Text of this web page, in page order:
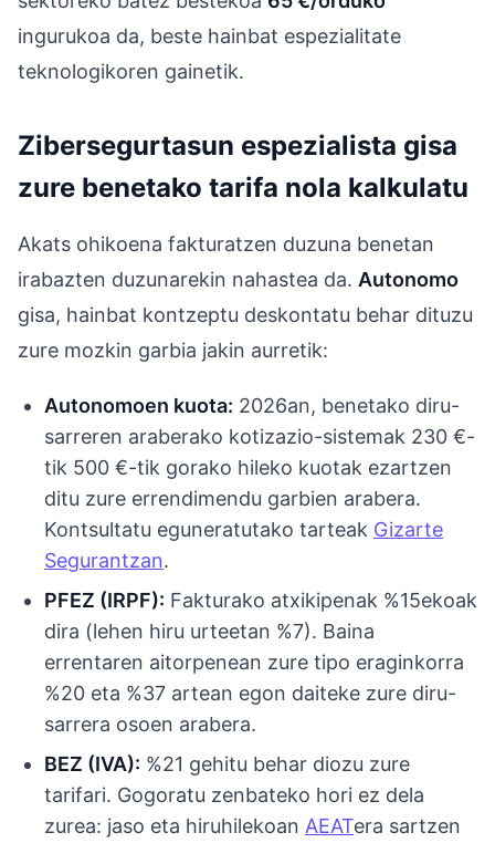
ingurukoa da, beste hainbat espezialitate
teknologikoren gainetik.
Zibersegurtasun espezialista gisa
zure benetako tarifa nola kalkulatu
Akats ohikoena fakturatzen duzuna benetan
irabazten duzunarekin nahastea da. Autonomo
gisa, hainbat kontzeptu deskontatu behar dituzu
zure mozkin garbia jakin aurretik:
Autonomoen kuota: 2026an, benetako diru-
sarreren araberako kotizazio-sistemak 230 €-
tik 500 €-tik gorako hileko kuotak ezartzen
ditu zure errendimendu garbien arabera.
Kontsultatu eguneratutako tarteak Gizarte
Segurantzan.
PFEZ (IRPF): Fakturako atxikipenak %15ekoak
dira (lehen hiru urteetan %7). Baina
errentaren aitorpenean zure tipo eraginkorra
%20 eta %37 artean egon daiteke zure diru-
sarrera osoen arabera.
BEZ (IVA): %21 gehitu behar diozu zure
tarifari. Gogoratu zenbateko hori ez dela
zurea: jaso eta hiruhilekoan AEATera sartzen